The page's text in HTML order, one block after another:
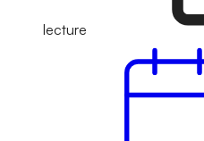
lecture